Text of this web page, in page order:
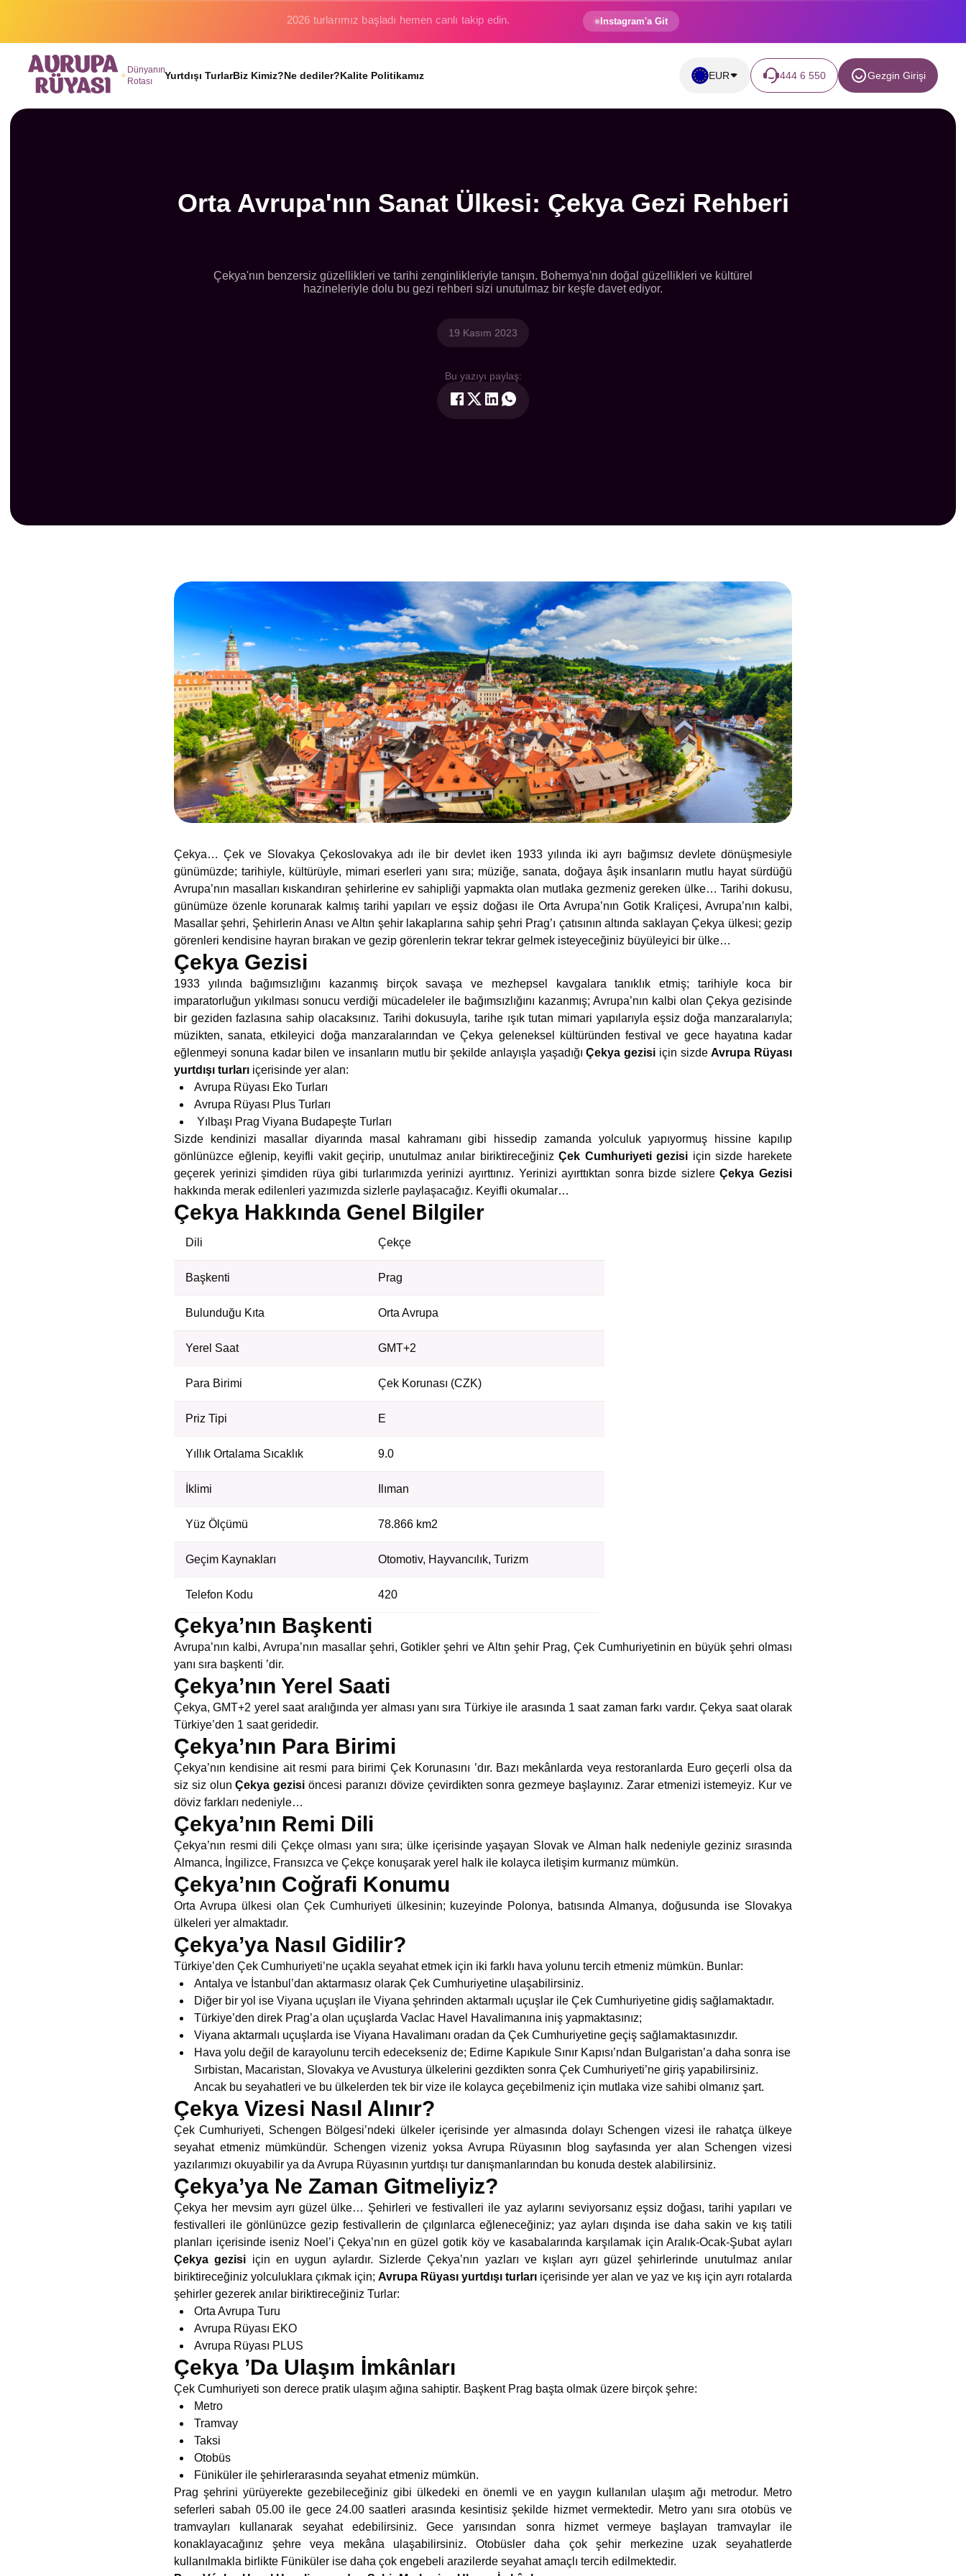
Binlerce gezginin hayali gerçek oluyor. Instagram'a Git
Dünyanın
Rotası
Yurtdışı TurlarBiz Kimiz?Ne dediler?Kalite Politikamız EUR 444 6 550 Gezgin Girişi
Orta Avrupa'nın Sanat Ülkesi: Çekya Gezi Rehberi
Çekya'nın benzersiz güzellikleri ve tarihi zenginlikleriyle tanışın. Bohemya'nın doğal güzellikleri ve kültürel
hazineleriyle dolu bu gezi rehberi sizi unutulmaz bir keşfe davet ediyor.
19 Kasım 2023
Bu yazıyı paylaş:
Çekya… Çek ve Slovakya Çekoslovakya adı ile bir devlet iken 1933 yılında iki ayrı bağımsız devlete dönüşmesiyle
günümüzde; tarihiyle, kültürüyle, mimari eserleri yanı sıra; müziğe, sanata, doğaya âşık insanların mutlu hayat sürdüğü
Avrupa’nın masalları kıskandıran şehirlerine ev sahipliği yapmakta olan mutlaka gezmeniz gereken ülke… Tarihi dokusu,
günümüze özenle korunarak kalmış tarihi yapıları ve eşsiz doğası ile Orta Avrupa’nın Gotik Kraliçesi, Avrupa’nın kalbi,
Masallar şehri, Şehirlerin Anası ve Altın şehir lakaplarına sahip şehri Prag’ı çatısının altında saklayan Çekya ülkesi; gezip
görenleri kendisine hayran bırakan ve gezip görenlerin tekrar tekrar gelmek isteyeceğiniz büyüleyici bir ülke…
Çekya Gezisi
1933 yılında bağımsızlığını kazanmış birçok savaşa ve mezhepsel kavgalara tanıklık etmiş; tarihiyle koca bir
imparatorluğun yıkılması sonucu verdiği mücadeleler ile bağımsızlığını kazanmış; Avrupa’nın kalbi olan Çekya gezisinde
bir geziden fazlasına sahip olacaksınız. Tarihi dokusuyla, tarihe ışık tutan mimari yapılarıyla eşsiz doğa manzaralarıyla;
müzikten, sanata, etkileyici doğa manzaralarından ve Çekya geleneksel kültüründen festival ve gece hayatına kadar
eğlenmeyi sonuna kadar bilen ve insanların mutlu bir şekilde anlayışla yaşadığıÇekya gezisi için sizdeAvrupa Rüyası
yurtdışı turları içerisinde yer alan:
Avrupa Rüyası Eko Turları
Avrupa Rüyası Plus Turları
Yılbaşı Prag Viyana Budapeşte Turları
Sizde kendinizi masallar diyarında masal kahramanı gibi hissedip zamanda yolculuk yapıyormuş hissine kapılıp
gönlünüzce eğlenip, keyifli vakit geçirip, unutulmaz anılar biriktireceğinizÇek Cumhuriyeti gezisi için sizde harekete
geçerek yerinizi şimdiden rüya gibi turlarımızda yerinizi ayırttınız. Yerinizi ayırttıktan sonra bizde sizlereÇekya Gezisi
hakkında merak edilenleri yazımızda sizlerle paylaşacağız. Keyifli okumalar…
Çekya Hakkında Genel Bilgiler
Dili Çekçe
Başkenti Prag
Bulunduğu Kıta Orta Avrupa
Yerel Saat GMT+2
Para Birimi Çek Korunası (CZK)
Priz Tipi E
Yıllık Ortalama Sıcaklık 9.0
İklimi Ilıman
Yüz Ölçümü 78.866 km2
Geçim Kaynakları Otomotiv, Hayvancılık, Turizm
Telefon Kodu 420
Çekya’nın Başkenti
Avrupa’nın kalbi, Avrupa’nın masallar şehri, Gotikler şehri ve Altın şehir Prag, Çek Cumhuriyetinin en büyük şehri olması
yanı sıra başkenti ’dir.
Çekya’nın Yerel Saati
Çekya, GMT+2 yerel saat aralığında yer alması yanı sıra Türkiye ile arasında 1 saat zaman farkı vardır. Çekya saat olarak
Türkiye’den 1 saat geridedir.
Çekya’nın Para Birimi
Çekya’nın kendisine ait resmi para birimi Çek Korunasını ’dır. Bazı mekânlarda veya restoranlarda Euro geçerli olsa da
siz siz olunÇekya gezisi öncesi paranızı dövize çevirdikten sonra gezmeye başlayınız. Zarar etmenizi istemeyiz. Kur ve
döviz farkları nedeniyle…
Çekya’nın Remi Dili
Çekya’nın resmi dili Çekçe olması yanı sıra; ülke içerisinde yaşayan Slovak ve Alman halk nedeniyle geziniz sırasında
Almanca, İngilizce, Fransızca ve Çekçe konuşarak yerel halk ile kolayca iletişim kurmanız mümkün.
Çekya’nın Coğrafi Konumu
Orta Avrupa ülkesi olan Çek Cumhuriyeti ülkesinin; kuzeyinde Polonya, batısında Almanya, doğusunda ise Slovakya
ülkeleri yer almaktadır.
Çekya’ya Nasıl Gidilir?
Türkiye’den Çek Cumhuriyeti’ne uçakla seyahat etmek için iki farklı hava yolunu tercih etmeniz mümkün. Bunlar:
Antalya ve İstanbul’dan aktarmasız olarak Çek Cumhuriyetine ulaşabilirsiniz.
Diğer bir yol ise Viyana uçuşları ile Viyana şehrinden aktarmalı uçuşlar ile Çek Cumhuriyetine gidiş sağlamaktadır.
Türkiye’den direk Prag’a olan uçuşlarda Vaclac Havel Havalimanına iniş yapmaktasınız;
Viyana aktarmalı uçuşlarda ise Viyana Havalimanı oradan da Çek Cumhuriyetine geçiş sağlamaktasınızdır.
Hava yolu değil de karayolunu tercih edecekseniz de; Edirne Kapıkule Sınır Kapısı’ndan Bulgaristan’a daha sonra ise
Sırbistan, Macaristan, Slovakya ve Avusturya ülkelerini gezdikten sonra Çek Cumhuriyeti’ne giriş yapabilirsiniz.
Ancak bu seyahatleri ve bu ülkelerden tek bir vize ile kolayca geçebilmeniz için mutlaka vize sahibi olmanız şart.
Çekya Vizesi Nasıl Alınır?
Çek Cumhuriyeti, Schengen Bölgesi’ndeki ülkeler içerisinde yer almasında dolayı Schengen vizesi ile rahatça ülkeye
seyahat etmeniz mümkündür. Schengen vizeniz yoksa Avrupa Rüyasının blog sayfasında yer alan Schengen vizesi
yazılarımızı okuyabilir ya da Avrupa Rüyasının yurtdışı tur danışmanlarından bu konuda destek alabilirsiniz.
Çekya’ya Ne Zaman Gitmeliyiz?
Çekya her mevsim ayrı güzel ülke… Şehirleri ve festivalleri ile yaz aylarını seviyorsanız eşsiz doğası, tarihi yapıları ve
festivalleri ile gönlünüzce gezip festivallerin de çılgınlarca eğleneceğiniz; yaz ayları dışında ise daha sakin ve kış tatili
planları içerisinde iseniz Noel’i Çekya’nın en güzel gotik köy ve kasabalarında karşılamak için Aralık-Ocak-Şubat ayları
Çekya gezisi için en uygun aylardır. Sizlerde Çekya’nın yazları ve kışları ayrı güzel şehirlerinde unutulmaz anılar
biriktireceğiniz yolculuklara çıkmak için; Avrupa Rüyası yurtdışı turları içerisinde yer alan ve yaz ve kış için ayrı rotalarda
şehirler gezerek anılar biriktireceğiniz Turlar:
Orta Avrupa Turu
Avrupa Rüyası EKO
Avrupa Rüyası PLUS
Çekya ’Da Ulaşım İmkânları
Çek Cumhuriyeti son derece pratik ulaşım ağına sahiptir. Başkent Prag başta olmak üzere birçok şehre:
Metro
Tramvay
Taksi
Otobüs
Füniküler ile şehirlerarasında seyahat etmeniz mümkün.
Prag şehrini yürüyerekte gezebileceğiniz gibi ülkedeki en önemli ve en yaygın kullanılan ulaşım ağı metrodur. Metro
seferleri sabah 05.00 ile gece 24.00 saatleri arasında kesintisiz şekilde hizmet vermektedir. Metro yanı sıra otobüs ve
tramvayları kullanarak seyahat edebilirsiniz. Gece yarısından sonra hizmet vermeye başlayan tramvaylar ile
konaklayacağınız şehre veya mekâna ulaşabilirsiniz. Otobüsler daha çok şehir merkezine uzak seyahatlerde
kullanılmakla birlikte Füniküler ise daha çok engebeli arazilerde seyahat amaçlı tercih edilmektedir.